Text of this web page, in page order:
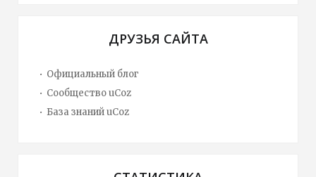
ДРУЗЬЯ САЙТА
Официальный блог
Сообщество uCoz
База знаний uCoz